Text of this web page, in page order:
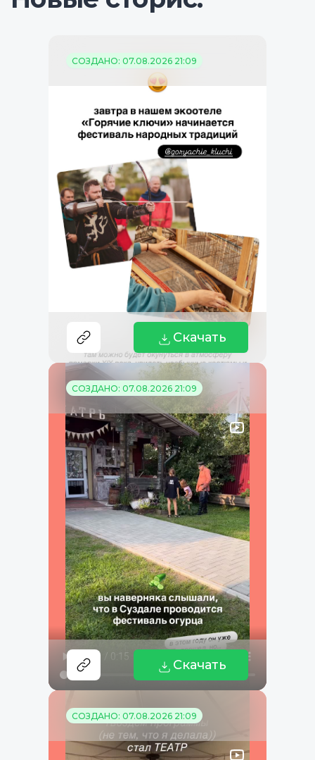
СОЗДАНО: 07.08.2026 21:09
Скачать
СОЗДАНО: 07.08.2026 21:09
Скачать
СОЗДАНО: 07.08.2026 21:09